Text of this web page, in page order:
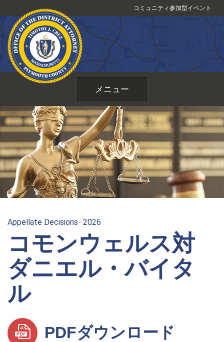
ン
テ
ツ
プ
コミュニティ参加型イベント
メニュー
Appellate Decisions- 2026
コモンウェルス対
ダニエル・バイタ
ル
PDFダウンロード